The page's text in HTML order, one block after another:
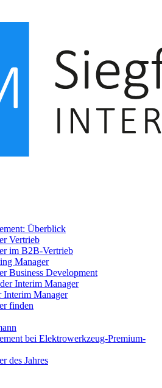
Überblick
Vertrieb
im B2B-Vertrieb
Manager
Business Development
Interim Manager
Interim Manager
finden
bei Elektrowerkzeug-Premium-
des Jahres